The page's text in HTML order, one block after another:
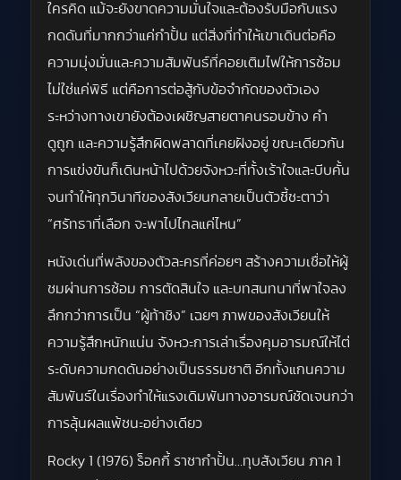
ใครคิด แม้จะยังขาดความมั่นใจและต้องรับมือกับแรง
กดดันที่มากกว่าแค่กำปั้น แต่สิ่งที่ทำให้เขาเดินต่อคือ
ความมุ่งมั่นและความสัมพันธ์ที่คอยเติมไฟให้การซ้อม
ไม่ใช่แค่พิธี แต่คือการต่อสู้กับข้อจำกัดของตัวเอง
ระหว่างทางเขายังต้องเผชิญสายตาคนรอบข้าง คำ
ดูถูก และความรู้สึกผิดพลาดที่เคยฝังอยู่ ขณะเดียวกัน
การแข่งขันก็เดินหน้าไปด้วยจังหวะที่ทั้งเร้าใจและบีบคั้น
จนทำให้ทุกวินาทีของสังเวียนกลายเป็นตัวชี้ชะตาว่า
“ศรัทธาที่เลือก จะพาไปไกลแค่ไหน”
หนังเด่นที่พลังของตัวละครที่ค่อยๆ สร้างความเชื่อให้ผู้
ชมผ่านการซ้อม การตัดสินใจ และบทสนทนาที่พาใจลง
ลึกกว่าการเป็น “ผู้ท้าชิง” เฉยๆ ภาพของสังเวียนให้
ความรู้สึกหนักแน่น จังหวะการเล่าเรื่องคุมอารมณ์ให้ไต่
ระดับความกดดันอย่างเป็นธรรมชาติ อีกทั้งแกนความ
สัมพันธ์ในเรื่องทำให้แรงเดิมพันทางอารมณ์ชัดเจนกว่า
การลุ้นผลแพ้ชนะอย่างเดียว
Rocky 1 (1976) ร็อคกี้ ราชากำปั้น…ทุบสังเวียน ภาค 1